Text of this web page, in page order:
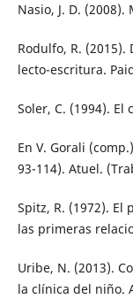
Nasio, J. D.
Rodulfo, R.
lecto-escritura.
Soler, C. (1994). El
En V. Gorali
93-114). Atuel.
Spitz, R. (1972).
las primeras
Uribe, N. (2013).
la clínica del niño.